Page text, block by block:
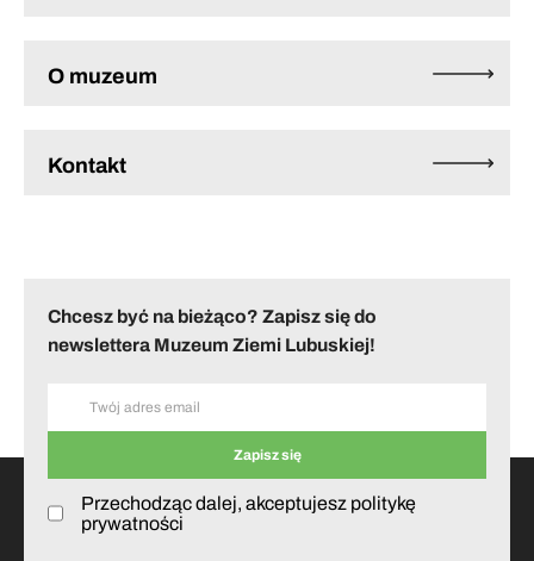
O muzeum
Kontakt
Chcesz być na bieżąco? Zapisz się do
newslettera Muzeum Ziemi Lubuskiej!
Przechodząc dalej, akceptujesz politykę
prywatności